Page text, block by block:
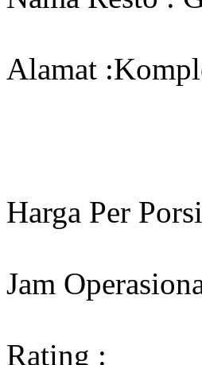
Alamat
Harga Per
Jam
Rating :